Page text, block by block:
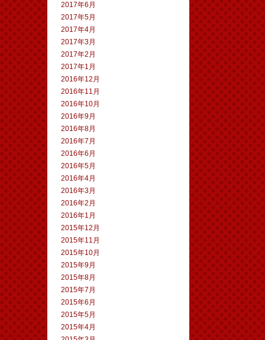
2017年6月
2017年5月
2017年4月
2017年3月
2017年2月
2017年1月
2016年12月
2016年11月
2016年10月
2016年9月
2016年8月
2016年7月
2016年6月
2016年5月
2016年4月
2016年3月
2016年2月
2016年1月
2015年12月
2015年11月
2015年10月
2015年9月
2015年8月
2015年7月
2015年6月
2015年5月
2015年4月